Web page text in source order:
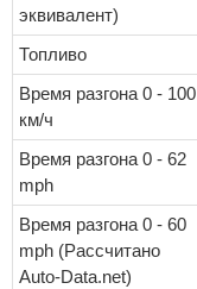
эквивалент)
Топливо
Время разгона 0 - 100
км/ч
Время разгона 0 - 62
mph
Время разгона 0 - 60
mph (Рассчитано
Auto-Data.net)